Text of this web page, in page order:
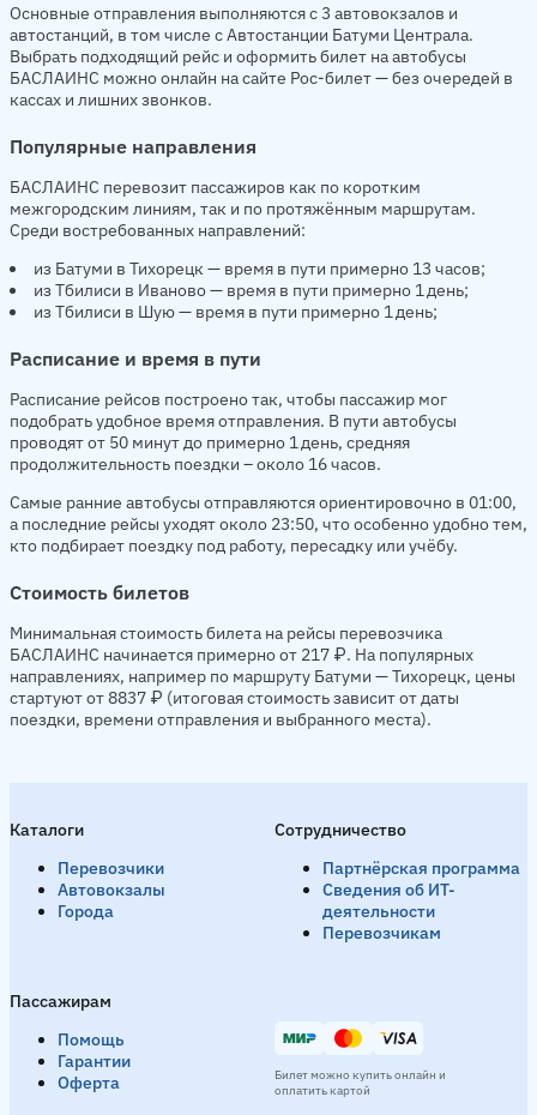
Основные отправления выполняются с 3 автовокзалов и
автостанций, в том числе с Автостанции Батуми Централа.
Выбрать подходящий рейс и оформить билет на автобусы
БАСЛАИНС можно онлайн на сайте Рос-билет — без очередей в
кассах и лишних звонков.
Популярные направления
БАСЛАИНС перевозит пассажиров как по коротким
межгородским линиям, так и по протяжённым маршрутам.
Среди востребованных направлений:
из Батуми в Тихорецк — время в пути примерно 13 часов;
из Тбилиси в Иваново — время в пути примерно 1 день;
из Тбилиси в Шую — время в пути примерно 1 день;
Расписание и время в пути
Расписание рейсов построено так, чтобы пассажир мог
подобрать удобное время отправления. В пути автобусы
проводят от 50 минут до примерно 1 день, средняя
продолжительность поездки – около 16 часов.
Самые ранние автобусы отправляются ориентировочно в 01:00,
а последние рейсы уходят около 23:50, что особенно удобно тем,
кто подбирает поездку под работу, пересадку или учёбу.
Стоимость билетов
Минимальная стоимость билета на рейсы перевозчика
БАСЛАИНС начинается примерно от 217 ₽. На популярных
направлениях, например по маршруту Батуми — Тихорецк, цены
стартуют от 8837 ₽ (итоговая стоимость зависит от даты
поездки, времени отправления и выбранного места).
Каталоги
Перевозчики
Автовокзалы
Города
Пассажирам
Помощь
Гарантии
Оферта
Сотрудничество
Партнёрская программа
Сведения об ИТ-
деятельности
Перевозчикам
Билет можно купить онлайн и
оплатить картой